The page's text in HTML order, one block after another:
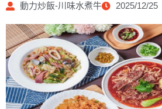
動力炒飯-川味水煮牛 2025/12/25